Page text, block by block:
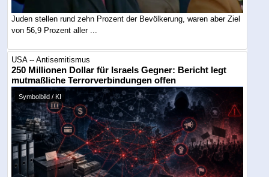
Juden stellen rund zehn Prozent der Bevölkerung, waren aber Ziel
von 56,9 Prozent aller ...
USA -- Antisemitismus
250 Millionen Dollar für Israels Gegner: Bericht legt
mutmaßliche Terrorverbindungen offen
Symbolbild / KI